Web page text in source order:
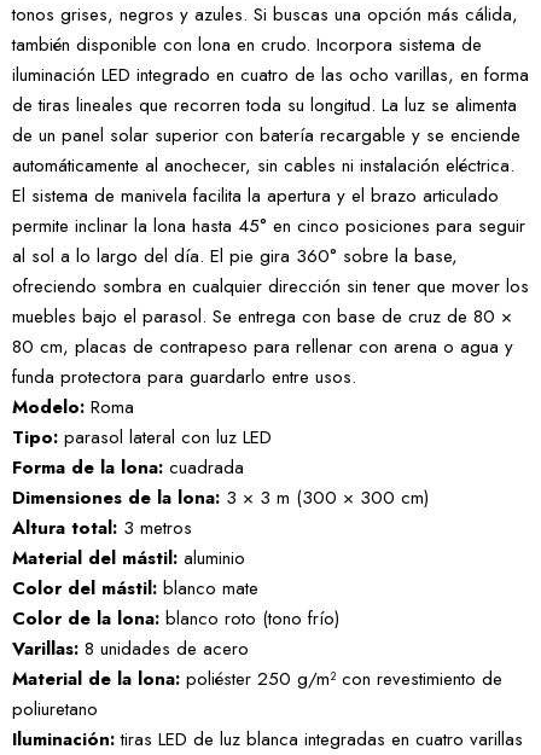
tonos grises, negros y azules. Si buscas una opción más cálida,
también disponible con lona en crudo. Incorpora sistema de
iluminación LED integrado en cuatro de las ocho varillas, en forma
de tiras lineales que recorren toda su longitud. La luz se alimenta
de un panel solar superior con batería recargable y se enciende
automáticamente al anochecer, sin cables ni instalación eléctrica.
El sistema de manivela facilita la apertura y el brazo articulado
permite inclinar la lona hasta 45° en cinco posiciones para seguir
al sol a lo largo del día. El pie gira 360° sobre la base,
ofreciendo sombra en cualquier dirección sin tener que mover los
muebles bajo el parasol. Se entrega con base de cruz de 80 ×
80 cm, placas de contrapeso para rellenar con arena o agua y
funda protectora para guardarlo entre usos.
Modelo: Roma
Tipo: parasol lateral con luz LED
Forma de la lona: cuadrada
Dimensiones de la lona: 3 × 3 m (300 × 300 cm)
Altura total: 3 metros
Material del mástil: aluminio
Color del mástil: blanco mate
Color de la lona: blanco roto (tono frío)
Varillas: 8 unidades de acero
Material de la lona: poliéster 250 g/m² con revestimiento de
poliuretano
Iluminación:tiras LED de luz blanca integradas en cuatro varillas